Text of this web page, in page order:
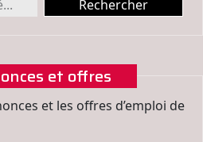
et offres
et les offres d’emploi de